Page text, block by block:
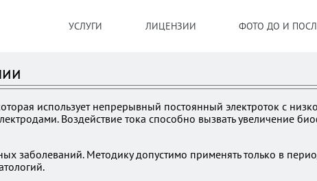
УСЛУГИ ЛИЦЕНЗИИ ФОТО ДО И
использует непрерывный постоянный электроток с
Воздействие тока способно вызвать увеличение
заболеваний. Методику допустимо применять только в